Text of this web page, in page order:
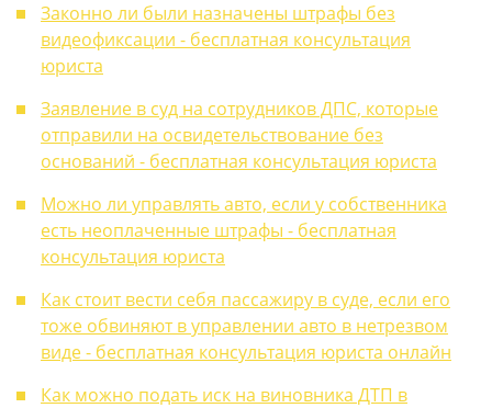
Законно ли были назначены штрафы без
видеофиксации - бесплатная консультация
юриста
Заявление в суд на сотрудников ДПС, которые
отправили на освидетельствование без
оснований - бесплатная консультация юриста
Можно ли управлять авто, если у собственника
есть неоплаченные штрафы - бесплатная
консультация юриста
Как стоит вести себя пассажиру в суде, если его
тоже обвиняют в управлении авто в нетрезвом
виде - бесплатная консультация юриста онлайн
Как можно подать иск на виновника ДТП в